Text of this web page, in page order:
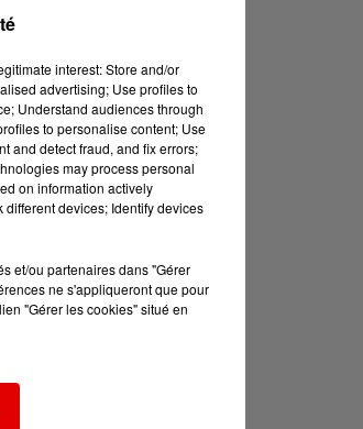
interest: Store and/or
advertising; Use profiles to
Understand audiences through
to personalise content; Use
and detect fraud, and fix errors;
may process personal
on information actively
devices; Identify devices
et/ou partenaires dans "Gérer
ne s'appliqueront que pour
"Gérer les cookies" situé en